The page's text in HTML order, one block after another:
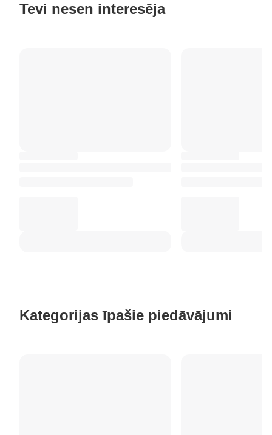
Tevi nesen interesēja
Kategorijas īpašie piedāvājumi